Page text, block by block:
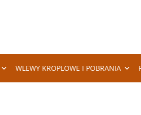
WLEWY KROPLOWE I POBRANIA